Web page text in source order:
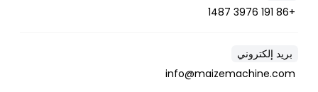
+86 191 3976 1487
بريد إلكتروني
info@maizemachine.com